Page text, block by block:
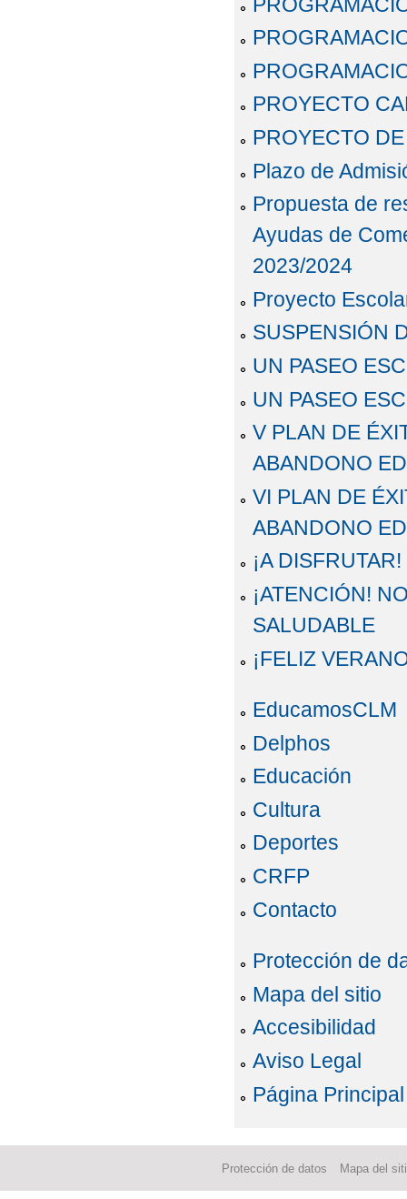
PROYECTO
PROYECTO
Plazo de
Propuesta de
Ayudas de
2023/2024
Proyecto
SUSPENSIÓN
UN PASEO
UN PASEO
V PLAN DE
ABANDONO
VI PLAN DE
ABANDONO
¡A DISFRUTAR!
¡ATENCIÓN!
SALUDABLE
¡FELIZ
EducamosCLM
Delphos
Educación
Cultura
Deportes
CRFP
Contacto
Protección de
Mapa del sitio
Accesibilidad
Aviso Legal
Página Principal
Protección de datos Mapa del